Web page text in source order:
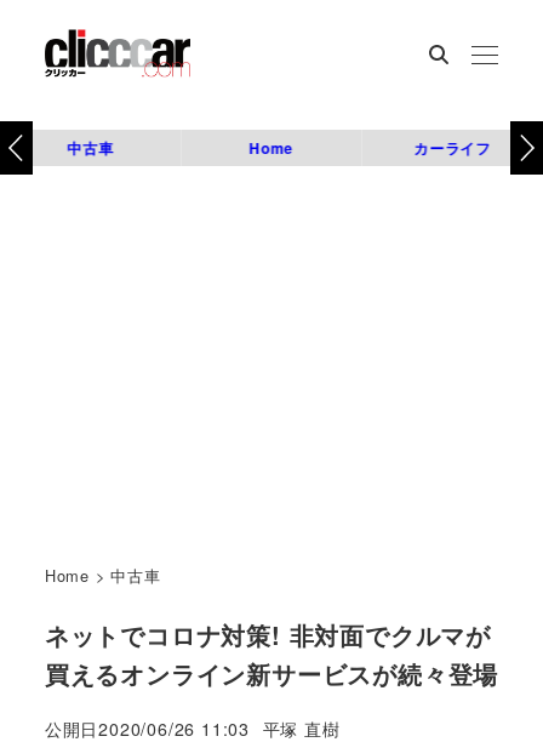
中古車 Home カーライフ
Home >中古車
ネットでコロナ対策! 非対面でクルマが
買えるオンライン新サービスが続々登場
公開日2020/06/26 11:03
著
平塚 直樹